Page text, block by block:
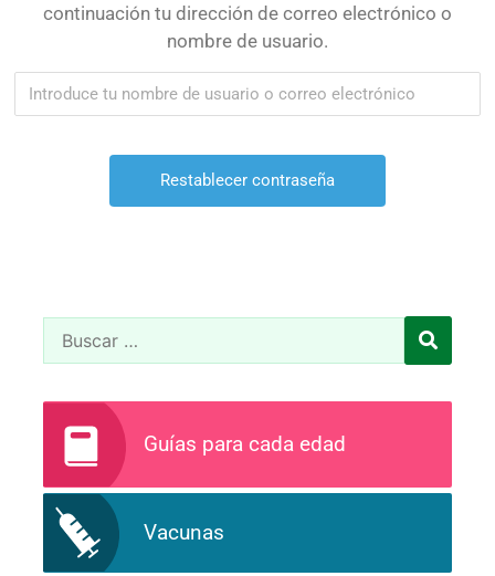
continuación tu dirección de correo electrónico o
nombre de usuario.
Guías para cada edad
Vacunas